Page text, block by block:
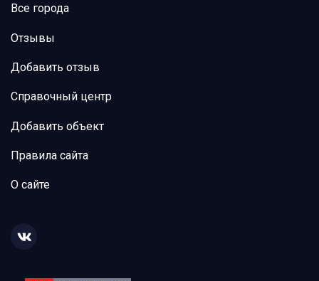
Все города
Отзывы
Добавить отзыв
Справочный центр
Добавить объект
Правила сайта
О сайте